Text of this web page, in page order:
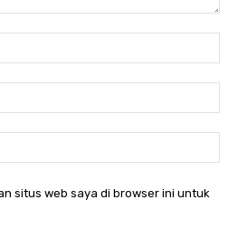
situs web saya di browser ini untuk